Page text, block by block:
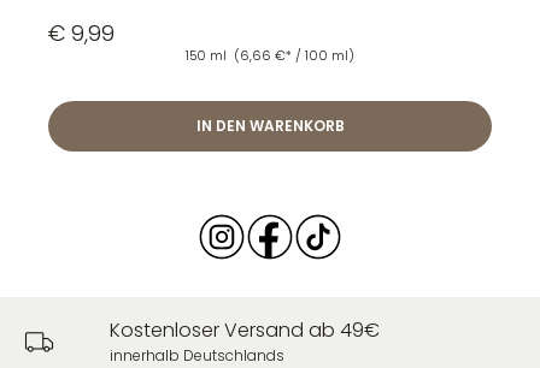
€ 9,99
150 ml (6,66 €* / 100 ml)
IN DEN WARENKORB
Kostenloser Versand ab 49€
innerhalb Deutschlands